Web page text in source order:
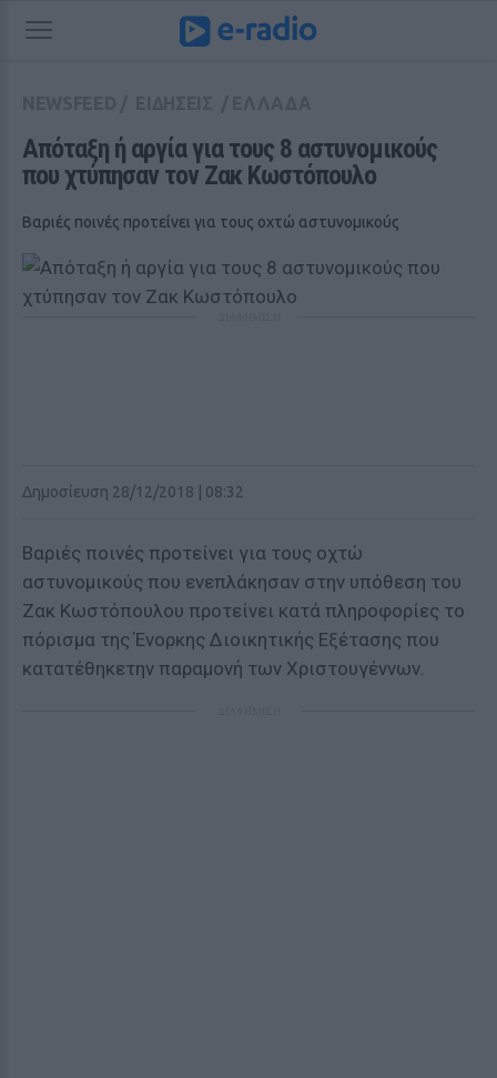
Απόταξη ή αργία για τους 8 αστυνομικούς
που χτύπησαν τον Ζακ Κωστόπουλο
Βαριές ποινές προτείνει για τους οχτώ αστυνομικούς
Δημοσίευση 28/12/2018 | 08:32
Βαριές ποινές προτείνει για τους οχτώ
αστυνομικούς που ενεπλάκησαν στην υπόθεση του
Ζακ Κωστόπουλου προτείνει κατά πληροφορίες το
πόρισμα της Ένορκης Διοικητικής Εξέτασης που
κατατέθηκετην παραμονή των Χριστουγέννων.